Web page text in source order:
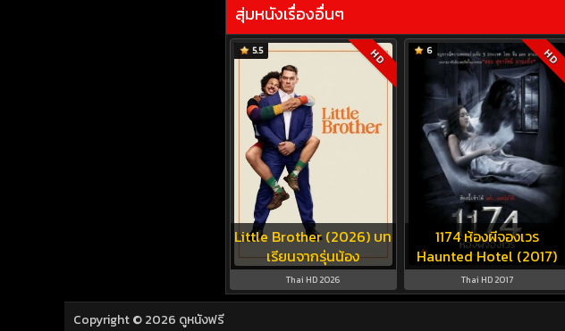
สุ่มหนังเรื่องอื่นๆ
Little Brother (2026) บท
เรียนจากรุ่นน้อง
5.5 HD
Thai HD 2026
1174 ห้องผีจองเวร
Haunted Hotel (2017)
6 HD
Thai HD 2017
Copyright © 2026 ดูหนังฟรี